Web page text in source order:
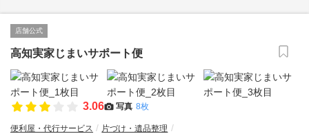
店舗公式
高知実家じまいサポート便
3.06 写真 8枚
便利屋・代行サービス
片づけ・遺品整理